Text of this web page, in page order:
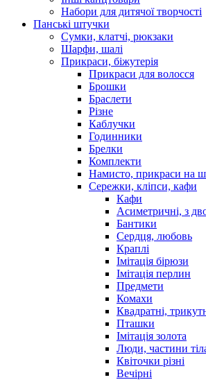
Набори для дитячої творчості
Панські штучки
Сумки, клатчі, рюкзаки
Шарфи, шалі
Прикраси, біжутерія
Прикраси для волосся
Брошки
Браслети
Різне
Каблучки
Годинники
Брелки
Комплекти
Намисто, прикраси на
Сережки, кліпси, кафи
Кафи
Асиметричні, з
Бантики
Сердця, любовь
Краплі
Імітація бірюзи
Імітація перлин
Предмети
Комахи
Квадратні,
Пташки
Імітація золота
Люди, частини
Квіточки різні
Вечірні